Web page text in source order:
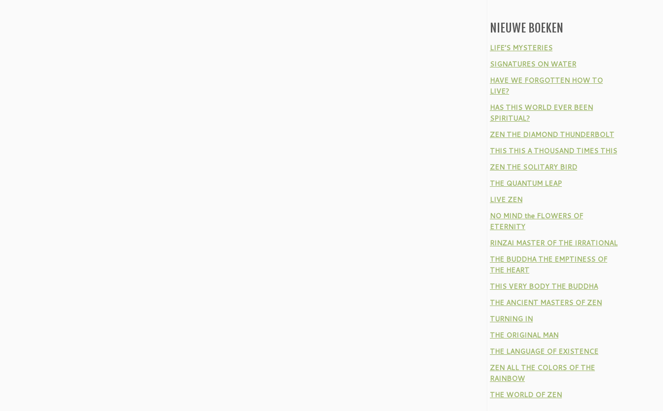
NIEUWE BOEKEN
LIFE’S MYSTERIES
SIGNATURES ON WATER
HAVE WE FORGOTTEN HOW TO
LIVE?
HAS THIS WORLD EVER BEEN
SPIRITUAL?
ZEN THE DIAMOND THUNDERBOLT
THIS THIS A THOUSAND TIMES THIS
ZEN THE SOLITARY BIRD
THE QUANTUM LEAP
LIVE ZEN
NO MIND the FLOWERS OF
ETERNITY
RINZAI MASTER OF THE IRRATIONAL
THE BUDDHA THE EMPTINESS OF
THE HEART
THIS VERY BODY THE BUDDHA
THE ANCIENT MASTERS OF ZEN
TURNING IN
THE ORIGINAL MAN
THE LANGUAGE OF EXISTENCE
ZEN ALL THE COLORS OF THE
RAINBOW
THE WORLD OF ZEN